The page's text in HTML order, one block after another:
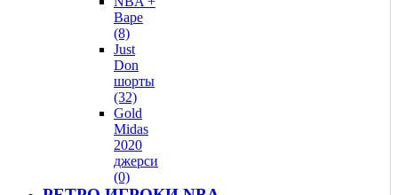
Bape
(8)
Just
Don
шорты
(32)
Gold
Midas
2020
джерси
(0)